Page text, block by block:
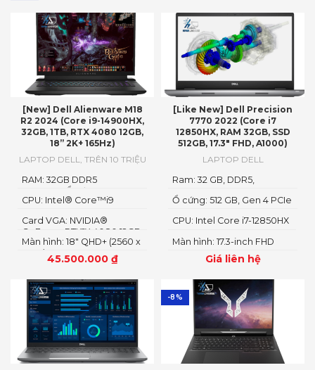
[New] Dell Alienware M18
R2 2024 (Core i9-14900HX,
32GB, 1TB, RTX 4080 12GB,
18” 2K+ 165Hz)
LAPTOP DELL, TRÊN 10 TRIỆU
45.500.000 ₫
Màn hình: 18" QHD+ (2560 x
1600)
Card VGA: NVIDIA®
GeForce RTX™ 4080 12GB
GDDR6
CPU: Intel® Core™i9
RAM: 32GB DDR5
4800MHzỔ cứng1TB PCIe
Gen4 M.2 SSD
[Like New] Dell Precision
7770 2022 (Core i7
12850HX, RAM 32GB, SSD
512GB, 17.3″ FHD, A1000)
LAPTOP DELL
Giá liên hệ
Màn hình: 17.3-inch FHD
1920 x 1080
CPU: Intel Core i7-12850HX
Ổ cứng: 512 GB, Gen 4 PCIe
Ram: 32 GB, DDR5,
-8%